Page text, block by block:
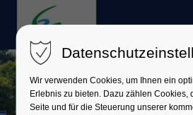
Wir verwenden Cookies, um Ihnen ein
Erlebnis zu bieten. Dazu zählen Cookies,
Seite und für die Steuerung unserer